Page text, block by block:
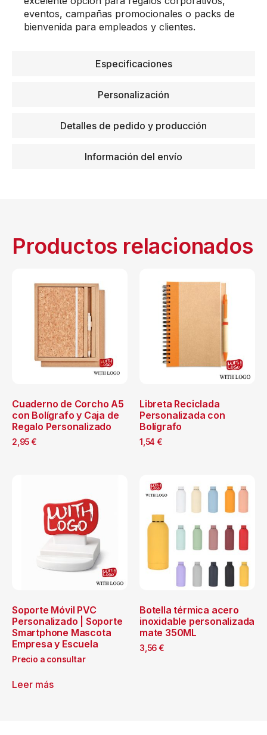
Especificaciones
Personalización
Detalles de pedido y producción
Información del envío
eventos, campañas promocionales o packs de
bienvenida para empleados y clientes.
Productos relacionados
Cuaderno de Corcho A5
con Bolígrafo y Caja de
Regalo Personalizado
2,95 €
Libreta Reciclada
Personalizada con
Bolígrafo
1,54 €
Soporte Móvil PVC
Personalizado | Soporte
Smartphone Mascota
Empresa y Escuela
Precio a consultar
Leer más
Botella térmica acero
inoxidable personalizada
mate 350ML
3,56 €